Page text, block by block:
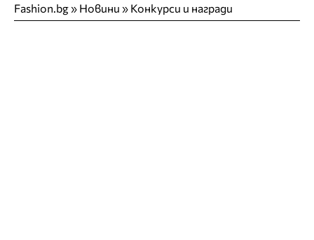
Fashion.bg» Новини » Конкурси и награди